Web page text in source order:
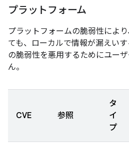
プラットフォーム
プラットフォームの脆弱性によ
ても、ローカルで情報が漏えい
の脆弱性を悪用するためにユー
ん。
CVE 参照
タ
イ
プ